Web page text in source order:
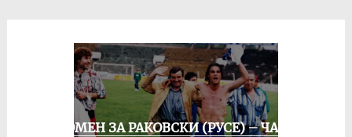
СПОМЕН ЗА РАКОВСКИ (РУСЕ) – ЧАСТ